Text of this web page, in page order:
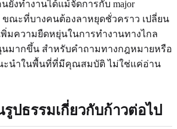
นยังทำงานได้แม้จัดการกับ major
ยู่ ขณะที่บางคนต้องลาหยุดชั่วคราว เปลี่ยน
พิ่มความยืดหยุ่นในการทำงานทางไกล
มากขึ้น สำหรับคำถามทางกฎหมายหรือ
ะนำในพื้นที่ที่มีคุณสมบัติ ไม่ใช่แค่อ่าน
ปธรรมเกี่ยวกับก้าวต่อไป